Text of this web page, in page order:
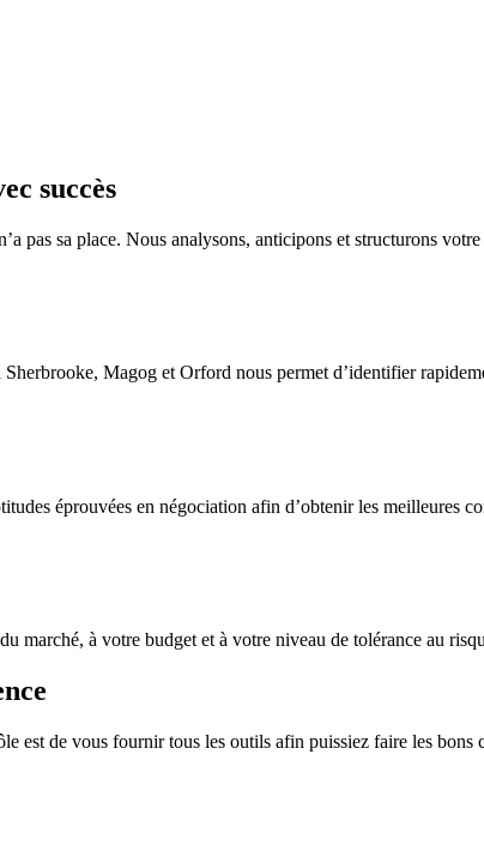
succès
pas sa place. Nous analysons, anticipons et structurons
Magog et Orford nous permet d’identifier
éprouvées en négociation afin d’obtenir les meilleures
marché, à votre budget et à votre niveau de tolérance au
est de vous fournir tous les outils afin puissiez faire les bons